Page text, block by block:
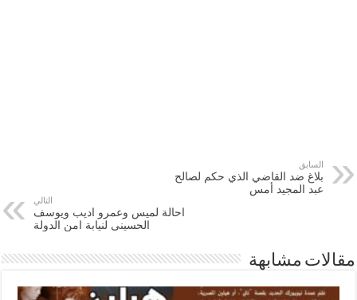
السابق
بلاغ ضد القاضي الذي حكم لصالح
عبد المجيد أمس
التالي
احالة لميس وعمرو اديب ويوسف
الحسينى لنيابة امن الدولة
مقالات مشابهة